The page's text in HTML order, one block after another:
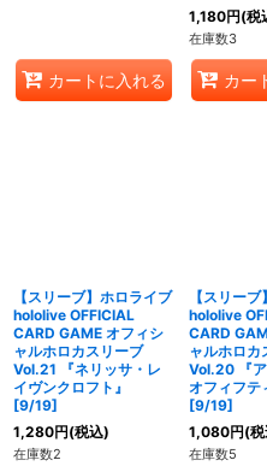
カートに入れる
1,180円(税
在庫数3
カー
【スリーブ】ホロライブ
hololive OFFICIAL
CARD GAME オフィシ
ャルホロカスリーブ
Vol.21 『ネリッサ・レ
イヴンクロフト』
[9/19]
1,280円(税込)
在庫数2
【スリー
hololive
CARD
ャルホロカ
Vol.20 『
オフィフテ
[9/19]
1,080円(
在庫数5